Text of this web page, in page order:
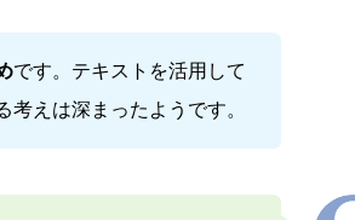
です。テキストを活用して
えは深まったようです。